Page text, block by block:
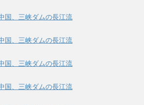
国、三峡ダムの長江流
国、三峡ダムの長江流
国、三峡ダムの長江流
国、三峡ダムの長江流